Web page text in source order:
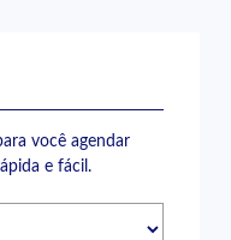
você agendar
e fácil.